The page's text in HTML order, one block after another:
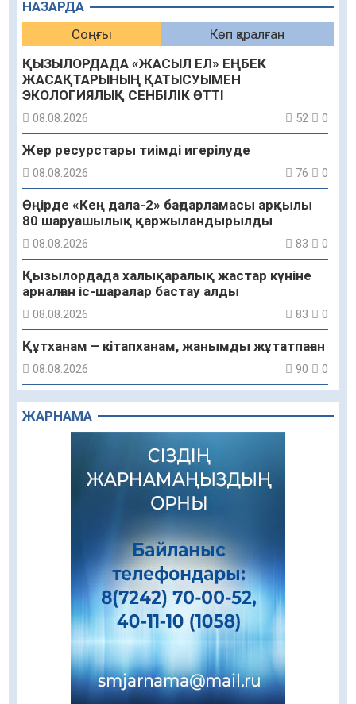
НАЗАРДА
Соңғы
Көп қаралған
ҚЫЗЫЛОРДАДА «ЖАСЫЛ ЕЛ» ЕҢБЕК
ЖАСАҚТАРЫНЫҢ ҚАТЫСУЫМЕН
ЭКОЛОГИЯЛЫҚ СЕНБІЛІК ӨТТІ
08.08.2026 52 0
Жер ресурстары тиімді игерілуде
08.08.2026 76 0
Өңірде «Кең дала-2» бағдарламасы арқылы
80 шаруашылық қаржыландырылды
08.08.2026 83 0
Қызылордада халықаралық жастар күніне
арналған іс-шаралар бастау алды
08.08.2026 83 0
Құтханам – кітапханам, жанымды жұтатпаған
08.08.2026 90 0
Құрылыс қарқыны – қала дамуының айғағы
08.08.2026
Зәулім ғимараттарда туған жерді түлеткен
азаматтардың қолтаңбасы бар
Еңбегі ерлікпен тең мамандық
Даналықтың шырағданы, ой-сананың
шамшырағы
08.08.2026
Кенеге қарсы залалсыздандыру жұмыстары
жүргізілуде
07.08.2026
ЖАРНАМА